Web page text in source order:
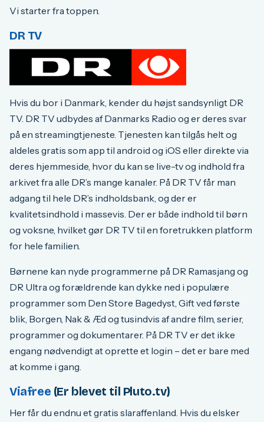
Vi starter fra toppen.
DR TV
Hvis du bor i Danmark, kender du højst sandsynligt DR
TV. DR TV udbydes af Danmarks Radio og er deres svar
på en streamingtjeneste. Tjenesten kan tilgås helt og
aldeles gratis som app til android og iOS eller direkte via
deres hjemmeside, hvor du kan se live-tv og indhold fra
arkivet fra alle DR’s mange kanaler. På DR TV får man
adgang til hele DR’s indholdsbank, og der er
kvalitetsindhold i massevis. Der er både indhold til børn
og voksne, hvilket gør DR TV til en foretrukken platform
for hele familien.
Børnene kan nyde programmerne på DR Ramasjang og
DR Ultra og forældrende kan dykke ned i populære
programmer som Den Store Bagedyst, Gift ved første
blik, Borgen, Nak & Æd og tusindvis af andre film, serier,
programmer og dokumentarer. På DR TV er det ikke
engang nødvendigt at oprette et login – det er bare med
at komme i gang.
Viafree (Er blevet til Pluto.tv)
Her får du endnu et gratis slaraffenland. Hvis du elsker